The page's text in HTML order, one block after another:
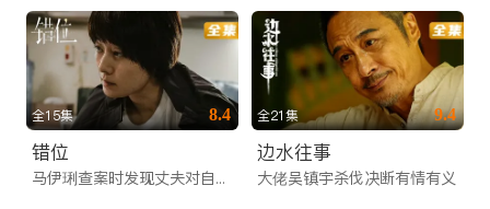
的跨年演唱会、中秋晚会，您都可以通过华人直播功能，与国内
亲友共同倒数，共度佳节。
实时新闻资讯：早间新闻、新闻联播实时传送，让您不错过任何
一条国内重磅资讯，紧跟时代脉搏。
为什幺iTalkBB TV是您值得信赖的海外华人视频网
站？
全15集 8.4
错位
马伊琍查案时发现丈夫对自己说谎
全21集 9.4
边水往事
大佬吴镇宇杀伐决断有情有义